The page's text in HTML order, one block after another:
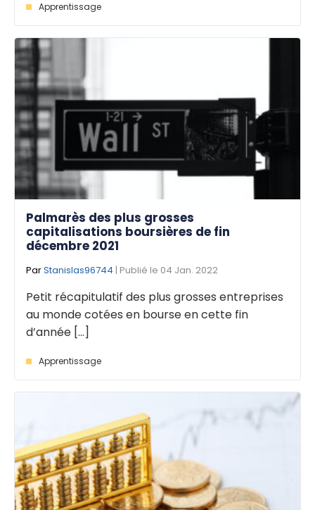
Apprentissage
Palmarès des plus grosses
capitalisations boursières de fin
décembre 2021
ParStanislas96744 | Publié le 04 Jan. 2022
Petit récapitulatif des plus grosses entreprises
au monde cotées en bourse en cette fin
d’année [...]
Apprentissage